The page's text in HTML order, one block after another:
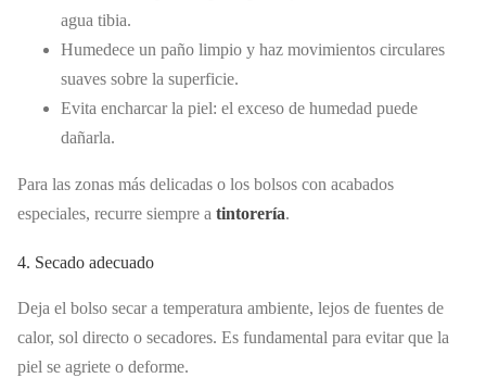
agua tibia.
Humedece un paño limpio y haz movimientos circulares
suaves sobre la superficie.
Evita encharcar la piel: el exceso de humedad puede
dañarla.
Para las zonas más delicadas o los bolsos con acabados
especiales, recurre siempre a tintorería.
4. Secado adecuado
Deja el bolso secar a temperatura ambiente, lejos de fuentes de
calor, sol directo o secadores. Es fundamental para evitar que la
piel se agriete o deforme.